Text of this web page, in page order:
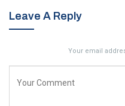
Leave A Reply
Your email